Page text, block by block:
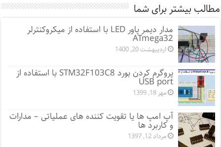
مطالب بیشتر برای شما
مدار دیمر پاور LED با استفاده از میکروکنترلر
ATmega32
اردیبهشت 20, 1400
پروگرم کردن بورد STM32F103C8 با استفاده از
USB port
مهر 18, 1399
آپ امپ ها یا تقویت کننده های عملیاتی – مدارات
و کاربرد ها
مرداد 12, 1397